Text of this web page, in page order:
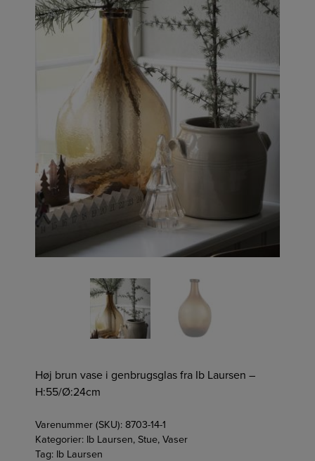
Høj brun vase i genbrugsglas fra Ib Laursen –
H:55/Ø:24cm
Varenummer (SKU):8703-14-1
Kategorier: Ib Laursen,Stue,Vaser
Tag: Ib Laursen